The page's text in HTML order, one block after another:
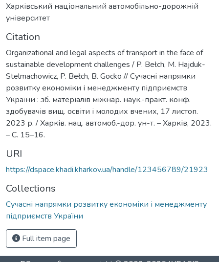
Харківський національний автомобільно-дорожній
університет
Citation
Organizational and legal aspects of transport in the face of
sustainable development challenges / P. Bełch, M. Hajduk-
Stelmachowicz, P. Bełch, B. Gocko // Сучасні напрямки
розвитку економіки і менеджменту підприємств
України : зб. матеріалів міжнар. наук.-практ. конф.
здобувачів вищ. освіти і молодих вчених, 17 листоп.
2023 р. / Харків. нац. автомоб.-дор. ун-т. – Харків, 2023.
– С. 15–16.
URI
https://dspace.khadi.kharkov.ua/handle/123456789/21923
Collections
Сучасні напрямки розвитку економіки і менеджменту
підприємств України
Full item page